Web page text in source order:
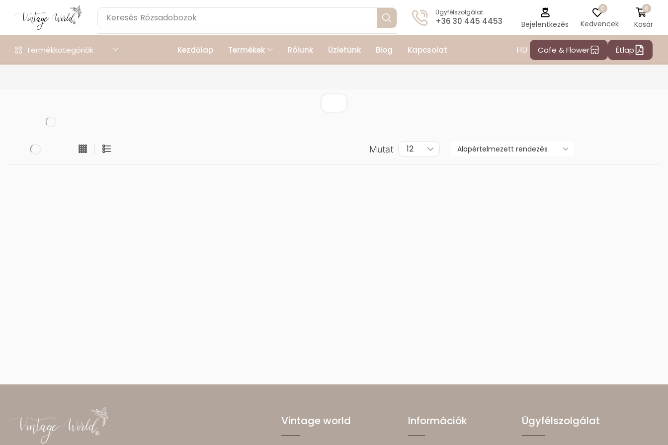
Keresés Rózsadobozok Ügyfélszolgálat
+36 30 445 4453 Bejelentkezés
0
Kedvencek
0
Kosár
Termékkategóriák Kezdőlap Termékek Rólunk Üzletünk Blog Kapcsolat HU Cafe & Flower Étlap
Mutat
Vintage world Információk Ügyfélszolgálat